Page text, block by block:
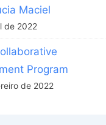
Maciel
de 2022
Program
de 2022